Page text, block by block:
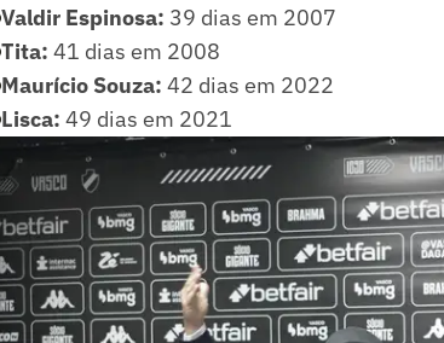
Valdir Espinosa: 39 dias em 2007
Tita: 41 dias em 2008
Maurício Souza: 42 dias em 2022
Lisca: 49 dias em 2021